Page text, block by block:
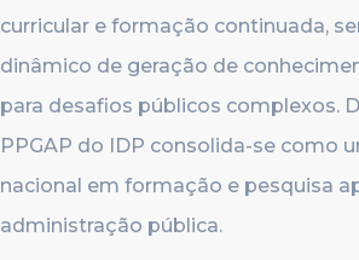
curricular e formação continuada,
dinâmico de geração de
para desafios públicos complexos.
PPGAP do IDP consolida-se como
nacional em formação e pesquisa
administração pública.